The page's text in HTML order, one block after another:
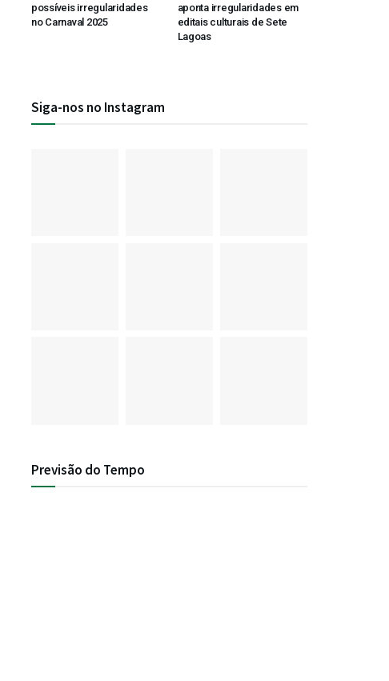
possíveis irregularidades
no Carnaval 2025
aponta irregularidades em
editais culturais de Sete
Lagoas
Siga-nos no Instagram
Previsão do Tempo